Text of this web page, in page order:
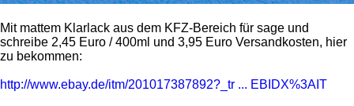
Mit mattem Klarlack aus dem KFZ-Bereich für sage und
schreibe 2,45 Euro / 400ml und 3,95 Euro Versandkosten, hier
zu bekommen:
http://www.ebay.de/itm/201017387892?_tr ... EBIDX%3AIT